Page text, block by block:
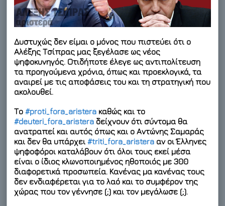
Δυστυχώς δεν είμαι ο μόνος που πιστεύει ότι ο
Αλέξης Τσίπρας μας ξεγέλασε ως νέος
ψηφοκυνηγός. Οτιδήποτε έλεγε ως αντιπολίτευση
τα προηγούμενα χρόνια, όπως και προεκλογικά, τα
αναιρεί με τις αποφάσεις του και τη στρατηγική που
ακολουθεί.
Το#proti_fora_aristera καθώς και το
#deuteri_fora_aristera δείχνουν ότι σύντομα θα
ανατραπεί και αυτός όπως και ο Αντώνης Σαμαράς
και δεν θα υπάρχει#triti_fora_aristera αν οι Έλληνες
ψηφοφόροι καταλάβουν ότι όλοι τους εκεί μέσα
είναι ο ίδιος κλωνοποιημένος ηθοποιός με 300
διαφορετικά προσωπεία. Κανένας μα κανένας τους
δεν ενδιαφέρεται για το λαό και το συμφέρον της
χώρας που τον γέννησε (;) και τον μεγάλωσε (;).